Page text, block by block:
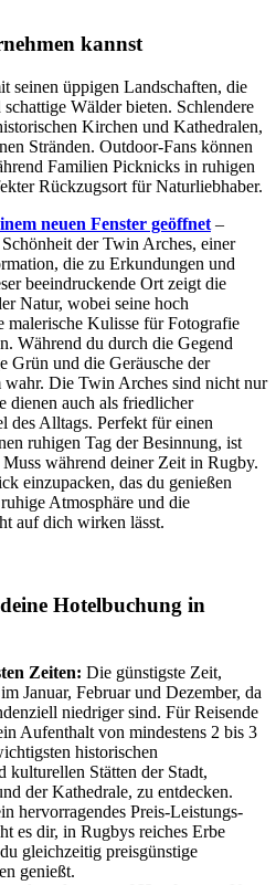
kannst
seinen üppigen Landschaften, die
Wälder bieten. Schlendere
Kirchen und Kathedralen,
Stränden. Outdoor-Fans können
Familien Picknicks in ruhigen
Rückzugsort für Naturliebhaber.
neuen Fenster geöffnet –
der Twin Arches, einer
die zu Erkundungen und
beeindruckende Ort zeigt die
Natur, wobei seine hoch
malerische Kulisse für Fotografie
Während du durch die Gegend
Grün und die Geräusche der
Die Twin Arches sind nicht nur
dienen auch als friedlicher
des Alltags. Perfekt für einen
ruhigen Tag der Besinnung, ist
während deiner Zeit in Rugby.
einzupacken, das du genießen
Atmosphäre und die
auf dich wirken lässt.
Hotelbuchung in
Zeiten: Die günstigste Zeit,
Januar, Februar und Dezember, da
niedriger sind. Für Reisende
Aufenthalt von mindestens 2 bis 3
historischen
kulturellen Stätten der Stadt,
der Kathedrale, zu entdecken.
hervorragendes Preis-Leistungs-
es dir, in Rugbys reiches Erbe
gleichzeitig preisgünstige
genießt.